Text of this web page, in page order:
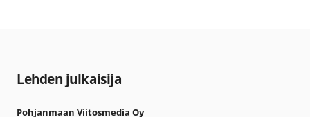
Lehden julkaisija
Pohjanmaan Viitosmedia Oy